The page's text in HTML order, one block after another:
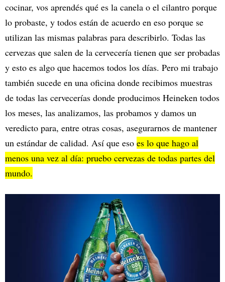
cocinar, vos aprendés qué es la canela o el cilantro porque
lo probaste, y todos están de acuerdo en eso porque se
utilizan las mismas palabras para describirlo. Todas las
cervezas que salen de la cervecería tienen que ser probadas
y esto es algo que hacemos todos los días. Pero mi trabajo
también sucede en una oficina donde recibimos muestras
de todas las cervecerías donde producimos Heineken todos
los meses, las analizamos, las probamos y damos un
veredicto para, entre otras cosas, asegurarnos de mantener
un estándar de calidad. Así que eso es lo que hago al
menos una vez al día: pruebo cervezas de todas partes del
mundo.